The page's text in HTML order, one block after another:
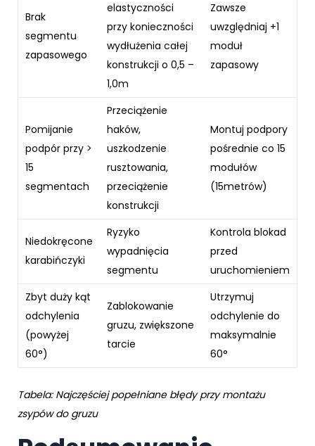
Brak
segmentu
zapasowego
elastyczności
przy konieczności
wydłużenia całej
konstrukcji o 0,5 –
1,0m
Zawsze
uwzględniaj +1
moduł
zapasowy
Pomijanie
podpór przy >
15
segmentach
Przeciążenie
haków,
uszkodzenie
rusztowania,
przeciążenie
konstrukcji
Montuj podpory
pośrednie co 15
modułów
(15metrów)
Niedokręcone
karabińczyki
Ryzyko
wypadnięcia
segmentu
Kontrola blokad
przed
uruchomieniem
Zbyt duży kąt
odchylenia
(powyżej
60°)
Zablokowanie
gruzu, zwiększone
tarcie
Utrzymuj
odchylenie do
maksymalnie
60°
Tabela: Najczęściej popełniane błędy przy montażu
zsypów do gruzu